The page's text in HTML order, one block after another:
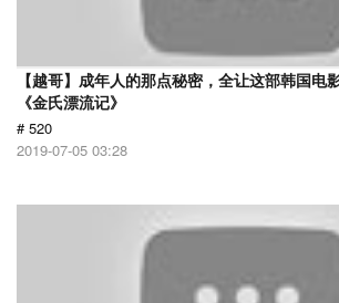
【越哥】成年人的那点秘密，全让这部韩国电
《金氏漂流记》
# 520
2019-07-05 03:28